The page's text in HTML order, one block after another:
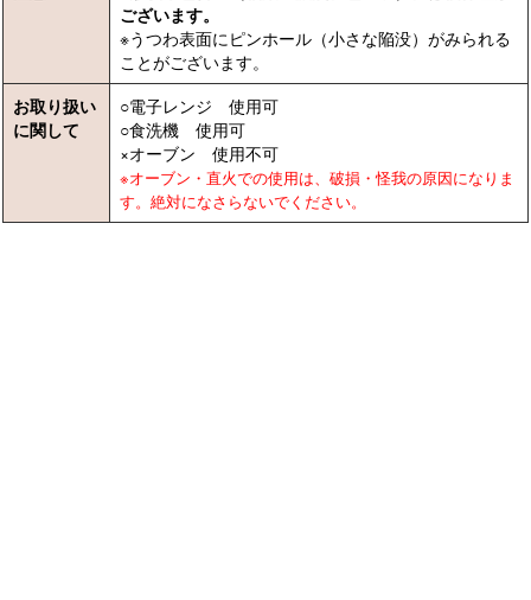
ございます。
※うつわ表面にピンホール（小さな陥没）がみられる
ことがございます。
お取り扱い
に関して
○電子レンジ 使用可
○食洗機 使用可
×オーブン 使用不可
※オーブン・直火での使用は、破損・怪我の原因になりま
す。絶対になさらないでください。